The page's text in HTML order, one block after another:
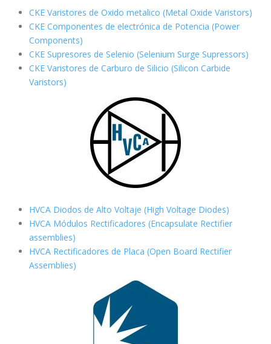
CKE Varistores de Oxido metalico (Metal Oxide Varistors)
CKE Componentes de electrónica de Potencia (Power
Components)
CKE Supresores de Selenio (Selenium Surge Supressors)
CKE Varistores de Carburo de Silicio (Silicon Carbide
Varistors)
HVCA Diodos de Alto Voltaje (High Voltage Diodes)
HVCA Módulos Rectificadores (Encapsulate Rectifier
assemblies)
HVCA Rectificadores de Placa (Open Board Rectifier
Assemblies)